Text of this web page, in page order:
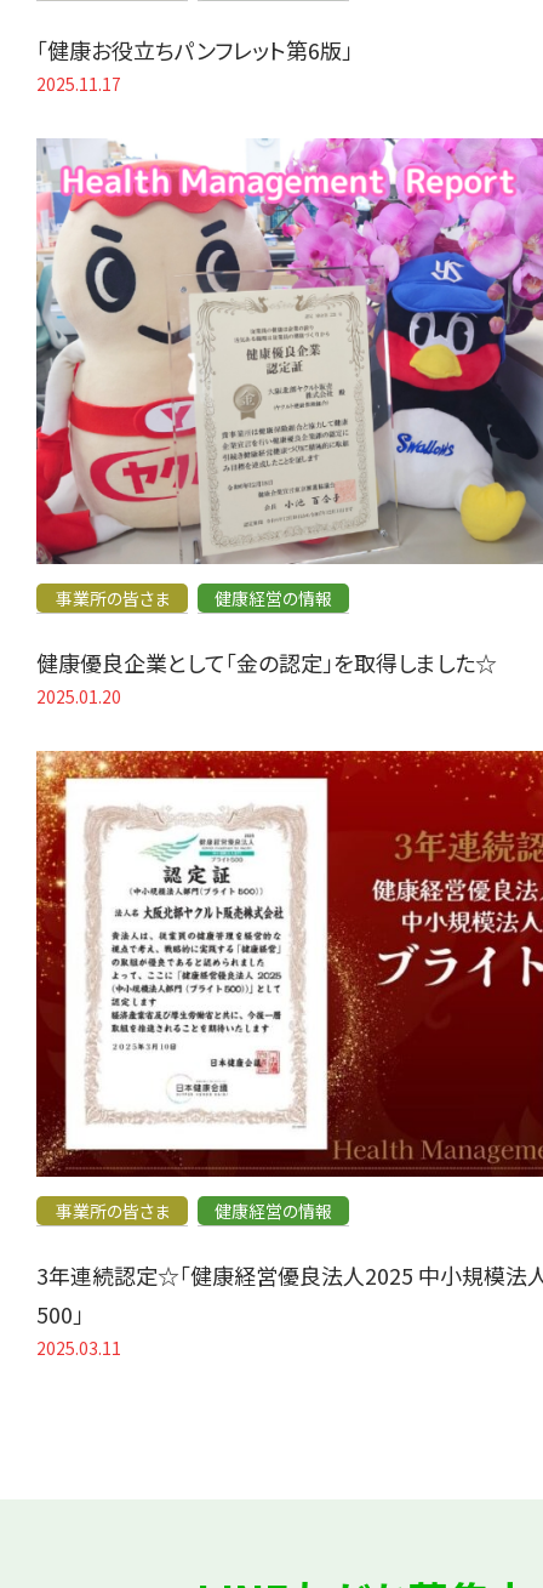
「健康お役立ちパンフレット第6版」
2025.11.17
事業所の皆さま 健康経営の情報
健康優良企業として「金の認定」を取得しました☆
2025.01.20
事業所の皆さま 健康経営の情報
3年連続認定☆「健康経営優良法人2025 中小規模法
500」
2025.03.11